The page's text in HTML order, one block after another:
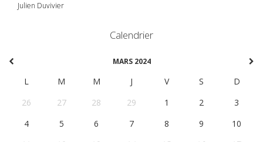
Julien Duvivier
Calendrier
MARS 2024
L M M J V S
D
26
27 28 29 1 2
3
4
5 6 7 8 9
10